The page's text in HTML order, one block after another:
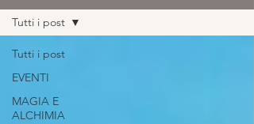
Tutti i post
EVENTI
MAGIA E
ALCHIMIA
Tutti i post